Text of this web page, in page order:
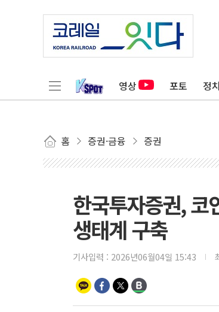
영상 포토 정치
홈 증권·금융 증권
한국투자증권, 코
생태계 구축
기사입력 : 2026년06월04일 15:43